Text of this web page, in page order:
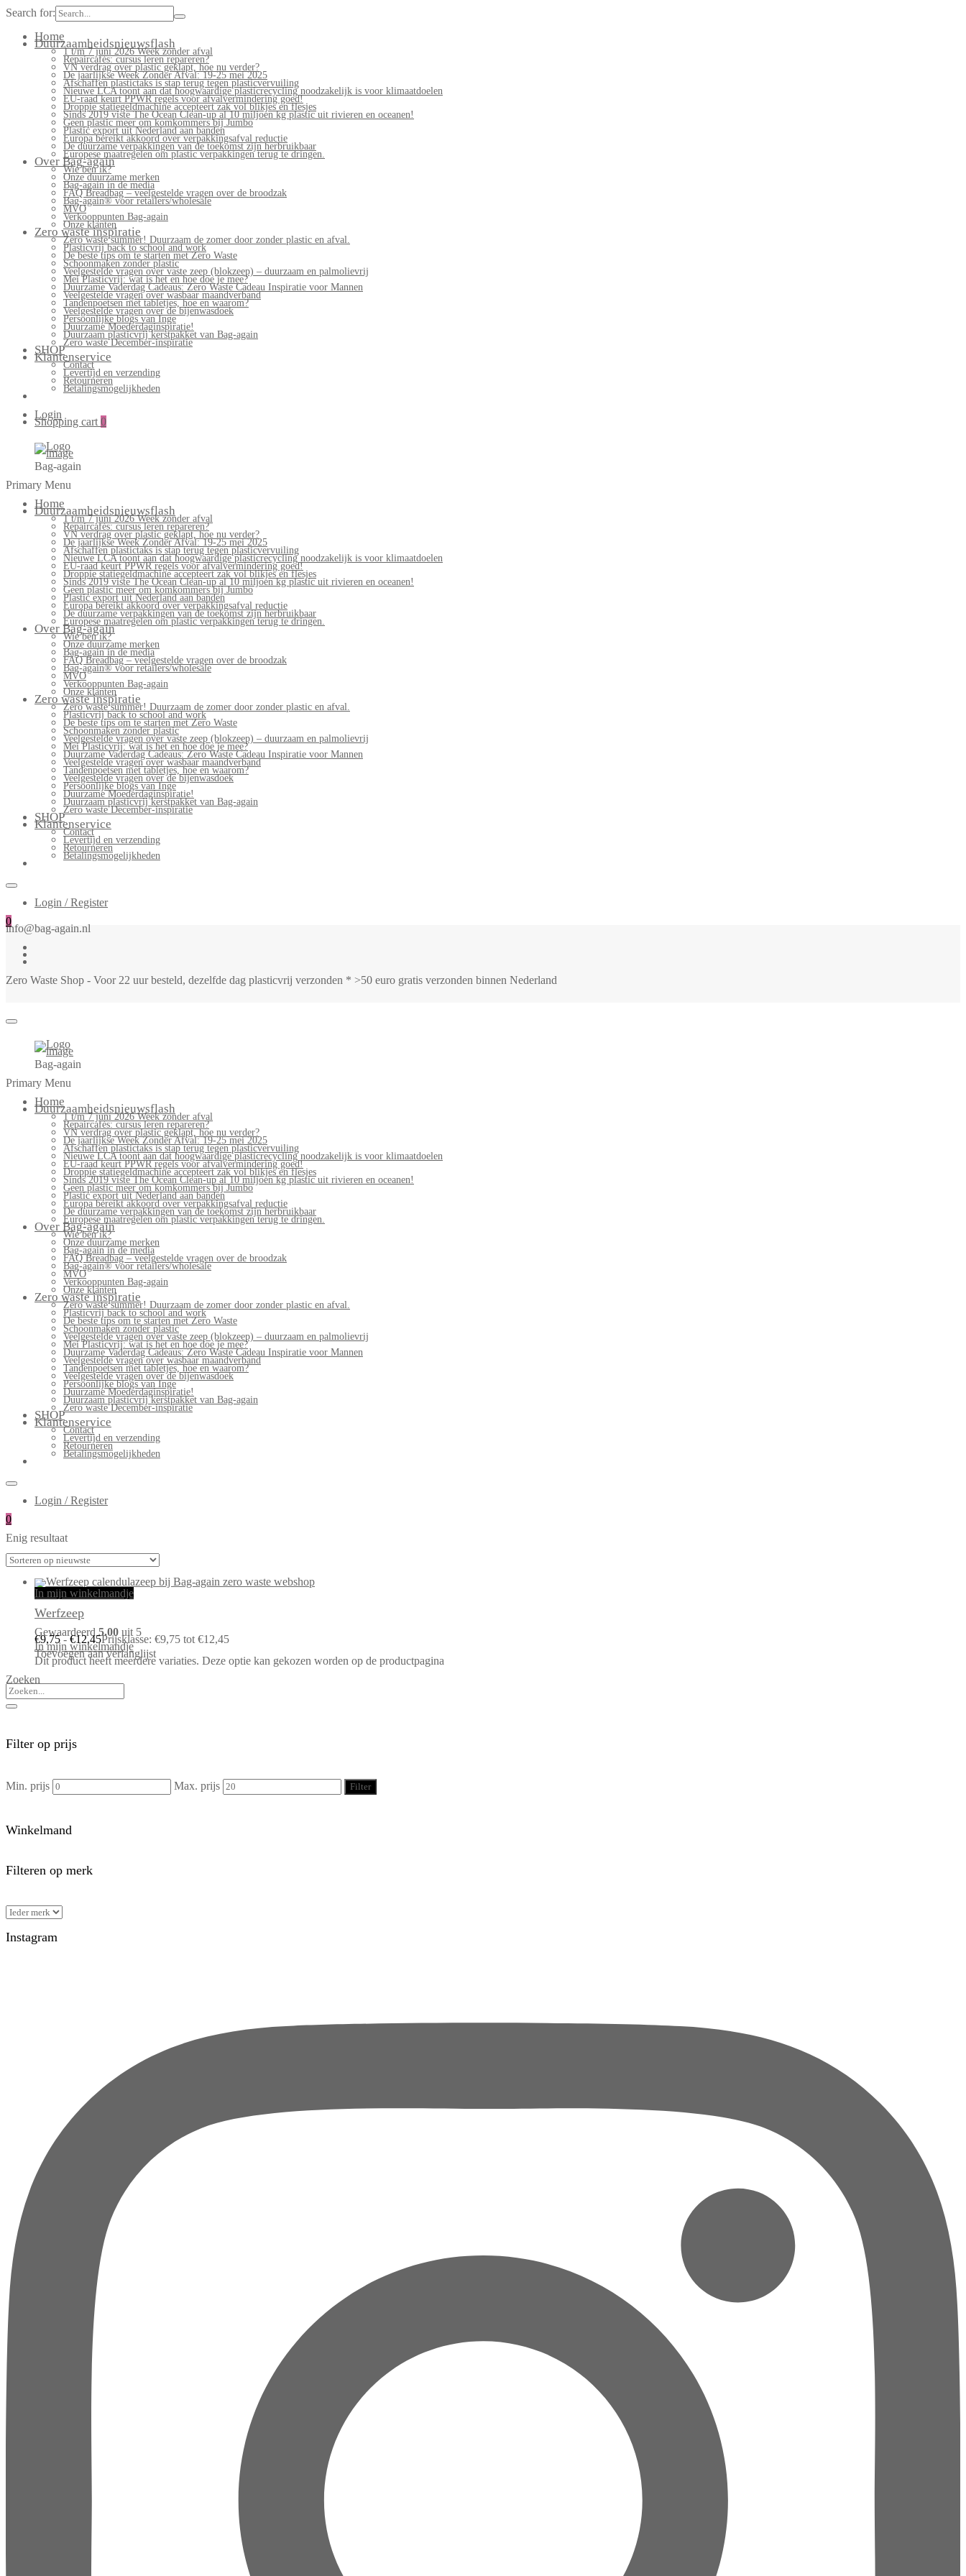
Search for:
Home
Duurzaamheidsnieuwsflash
1 t/m 7 juni 2026 Week zonder afval
Repaircafés: cursus leren repareren?
VN verdrag over plastic geklapt, hoe nu verder?
De jaarlijkse Week Zonder Afval: 19-25 mei 2025
Afschaffen plastictaks is stap terug tegen plasticvervuiling
Nieuwe LCA toont aan dat hoogwaardige plasticrecycling noodzakelijk is voor klimaatdoelen
EU-raad keurt PPWR regels voor afvalvermindering goed!
Droppie statiegeldmachine accepteert zak vol blikjes en flesjes
Sinds 2019 viste The Ocean Clean-up al 10 miljoen kg plastic uit rivieren en oceanen!
Geen plastic meer om komkommers bij Jumbo
Plastic export uit Nederland aan banden
Europa bereikt akkoord over verpakkingsafval reductie
De duurzame verpakkingen van de toekomst zijn herbruikbaar
Europese maatregelen om plastic verpakkingen terug te dringen.
Over Bag-again
Wie ben ik?
Onze duurzame merken
Bag-again in de media
FAQ Breadbag – veelgestelde vragen over de broodzak
Bag-again® voor retailers/wholesale
MVO
Verkooppunten Bag-again
Onze klanten
Zero waste inspiratie
Zero waste summer! Duurzaam de zomer door zonder plastic en afval.
Plasticvrij back to school and work
De beste tips om te starten met Zero Waste
Schoonmaken zonder plastic
Veelgestelde vragen over vaste zeep (blokzeep) – duurzaam en palmolievrij
Mei Plasticvrij: wat is het en hoe doe je mee?
Duurzame Vaderdag Cadeaus: Zero Waste Cadeau Inspiratie voor Mannen
Veelgestelde vragen over wasbaar maandverband
Tandenpoetsen met tabletjes, hoe en waarom?
Veelgestelde vragen over de bijenwasdoek
Persoonlijke blogs van Inge
Duurzame Moederdaginspiratie!
Duurzaam plasticvrij kerstpakket van Bag-again
Zero waste December-inspiratie
SHOP
Klantenservice
Contact
Levertijd en verzending
Retourneren
Betalingsmogelijkheden
Login
Shopping cart 0
Bag-again
Primary Menu
Home
Duurzaamheidsnieuwsflash
1 t/m 7 juni 2026 Week zonder afval
Repaircafés: cursus leren repareren?
VN verdrag over plastic geklapt, hoe nu verder?
De jaarlijkse Week Zonder Afval: 19-25 mei 2025
Afschaffen plastictaks is stap terug tegen plasticvervuiling
Nieuwe LCA toont aan dat hoogwaardige plasticrecycling noodzakelijk is voor klimaatdoelen
EU-raad keurt PPWR regels voor afvalvermindering goed!
Droppie statiegeldmachine accepteert zak vol blikjes en flesjes
Sinds 2019 viste The Ocean Clean-up al 10 miljoen kg plastic uit rivieren en oceanen!
Geen plastic meer om komkommers bij Jumbo
Plastic export uit Nederland aan banden
Europa bereikt akkoord over verpakkingsafval reductie
De duurzame verpakkingen van de toekomst zijn herbruikbaar
Europese maatregelen om plastic verpakkingen terug te dringen.
Over Bag-again
Wie ben ik?
Onze duurzame merken
Bag-again in de media
FAQ Breadbag – veelgestelde vragen over de broodzak
Bag-again® voor retailers/wholesale
MVO
Verkooppunten Bag-again
Onze klanten
Zero waste inspiratie
Zero waste summer! Duurzaam de zomer door zonder plastic en afval.
Plasticvrij back to school and work
De beste tips om te starten met Zero Waste
Schoonmaken zonder plastic
Veelgestelde vragen over vaste zeep (blokzeep) – duurzaam en palmolievrij
Mei Plasticvrij: wat is het en hoe doe je mee?
Duurzame Vaderdag Cadeaus: Zero Waste Cadeau Inspiratie voor Mannen
Veelgestelde vragen over wasbaar maandverband
Tandenpoetsen met tabletjes, hoe en waarom?
Veelgestelde vragen over de bijenwasdoek
Persoonlijke blogs van Inge
Duurzame Moederdaginspiratie!
Duurzaam plasticvrij kerstpakket van Bag-again
Zero waste December-inspiratie
SHOP
Klantenservice
Contact
Levertijd en verzending
Retourneren
Betalingsmogelijkheden
Login / Register
0
info@bag-again.nl
Zero Waste Shop - Voor 22 uur besteld, dezelfde dag plasticvrij verzonden * >50 euro gratis verzonden binnen Nederland
Bag-again
Primary Menu
Home
Duurzaamheidsnieuwsflash
1 t/m 7 juni 2026 Week zonder afval
Repaircafés: cursus leren repareren?
VN verdrag over plastic geklapt, hoe nu verder?
De jaarlijkse Week Zonder Afval: 19-25 mei 2025
Afschaffen plastictaks is stap terug tegen plasticvervuiling
Nieuwe LCA toont aan dat hoogwaardige plasticrecycling noodzakelijk is voor klimaatdoelen
EU-raad keurt PPWR regels voor afvalvermindering goed!
Droppie statiegeldmachine accepteert zak vol blikjes en flesjes
Sinds 2019 viste The Ocean Clean-up al 10 miljoen kg plastic uit rivieren en oceanen!
Geen plastic meer om komkommers bij Jumbo
Plastic export uit Nederland aan banden
Europa bereikt akkoord over verpakkingsafval reductie
De duurzame verpakkingen van de toekomst zijn herbruikbaar
Europese maatregelen om plastic verpakkingen terug te dringen.
Over Bag-again
Wie ben ik?
Onze duurzame merken
Bag-again in de media
FAQ Breadbag – veelgestelde vragen over de broodzak
Bag-again® voor retailers/wholesale
MVO
Verkooppunten Bag-again
Onze klanten
Zero waste inspiratie
Zero waste summer! Duurzaam de zomer door zonder plastic en afval.
Plasticvrij back to school and work
De beste tips om te starten met Zero Waste
Schoonmaken zonder plastic
Veelgestelde vragen over vaste zeep (blokzeep) – duurzaam en palmolievrij
Mei Plasticvrij: wat is het en hoe doe je mee?
Duurzame Vaderdag Cadeaus: Zero Waste Cadeau Inspiratie voor Mannen
Veelgestelde vragen over wasbaar maandverband
Tandenpoetsen met tabletjes, hoe en waarom?
Veelgestelde vragen over de bijenwasdoek
Persoonlijke blogs van Inge
Duurzame Moederdaginspiratie!
Duurzaam plasticvrij kerstpakket van Bag-again
Zero waste December-inspiratie
SHOP
Klantenservice
Contact
Levertijd en verzending
Retourneren
Betalingsmogelijkheden
Login / Register
0
Enig resultaat
In mijn winkelmandje
Werfzeep
Gewaardeerd 5.00 uit 5
€9,75 - €12,45Prijsklasse: €9,75 tot €12,45
In mijn winkelmandje
Toevoegen aan verlanglijst
Dit product heeft meerdere variaties. Deze optie kan gekozen worden op de productpagina
Zoeken
Filter op prijs
Min. prijs Max. prijs Filter
Winkelmand
Filteren op merk
Instagram